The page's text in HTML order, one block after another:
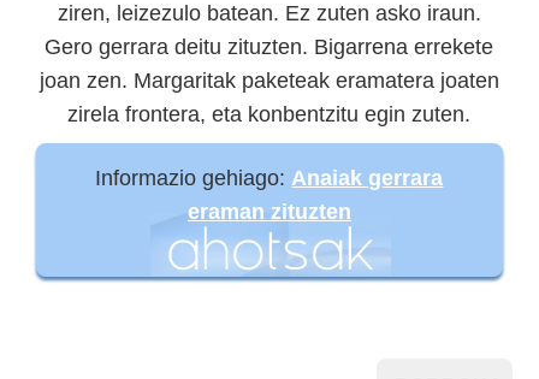
ziren, leizezulo batean. Ez zuten asko iraun.
Gero gerrara deitu zituzten. Bigarrena errekete
joan zen. Margaritak paketeak eramatera joaten
zirela frontera, eta konbentzitu egin zuten.
Informazio gehiago:Anaiak gerrara
eraman zituzten